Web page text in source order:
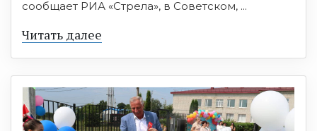
сообщает РИА «Стрела», в Советском, ...
Читать далее